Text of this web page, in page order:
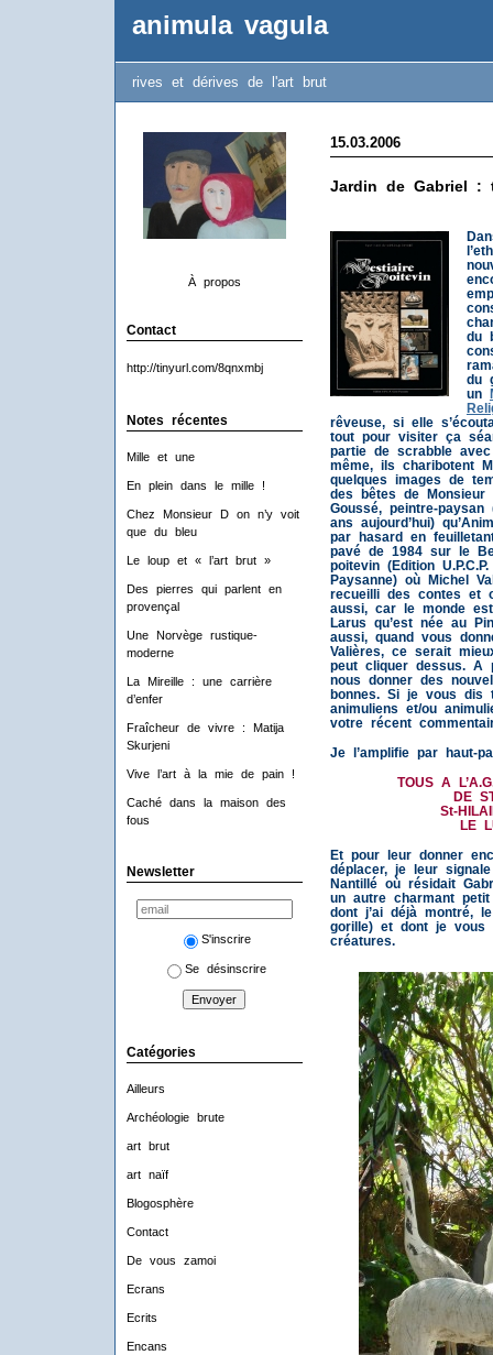
animula vagula
rives et dérives de l'art brut
À propos
Contact
http://tinyurl.com/8qnxmbj
Notes récentes
Mille et une
En plein dans le mille !
Chez Monsieur D on n’y voit
que du bleu
Le loup et « l’art brut »
Des pierres qui parlent en
provençal
Une Norvège rustique-
moderne
La Mireille : une carrière
d’enfer
Fraîcheur de vivre : Matija
Skurjeni
Vive l’art à la mie de pain !
Caché dans la maison des
fous
Newsletter
S'inscrire
Se désinscrire
Catégories
Ailleurs
Archéologie brute
art brut
art naïf
Blogosphère
Contact
De vous zamoi
Ecrans
Ecrits
Encans
15.03.2006
Jardin de Gabriel :
du
du
un
rêveuse, si elle
tout pour visiter ça
partie de scrabble
même, ils charibotent
quelques images de
des bêtes de Monsieur
Goussé, peintre-
ans aujourd’hui)
par hasard en
pavé de 1984 sur le
poitevin (Edition
Paysanne) où Michel
recueilli des contes et
aussi, car le monde
Larus qu’est née au
aussi, quand vous
Valières, ce serait
peut cliquer dessus. A
nous donner des
bonnes. Si je vous dis
animuliens et/ou
votre récent
Je l’amplifie par haut-
TOUS A
DE
St-
LE
Et pour leur donner
déplacer, je leur
Nantillé où résidait
un autre charmant
dont j’ai déjà montré,
gorille) et dont je vous
créatures.